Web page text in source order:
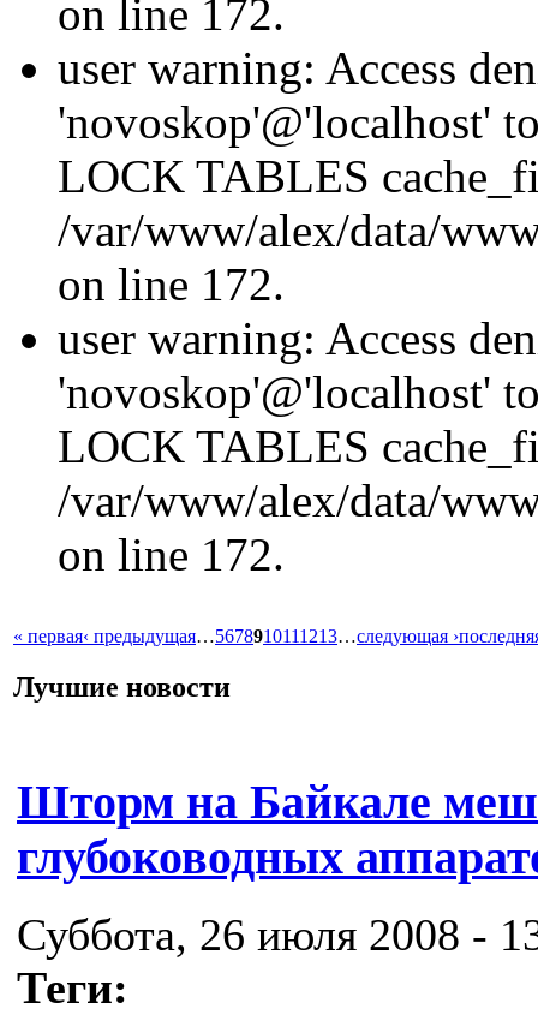
on line 172.
user warning: Access
'novoskop'@'localhost'
LOCK TABLES
/var/www/alex/data/
on line 172.
user warning: Access
'novoskop'@'localhost'
LOCK TABLES
/var/www/alex/data/
on line 172.
« первая‹ предыдущая…5678910111213…следующая ›
Лучшие новости
Шторм на Байкале
глубоководных
Суббота, 26 июля 2008 -
Теги: